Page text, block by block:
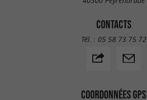
CONTACTS
Tél. : 05 58 73 75 72
COORDONNÉES GPS